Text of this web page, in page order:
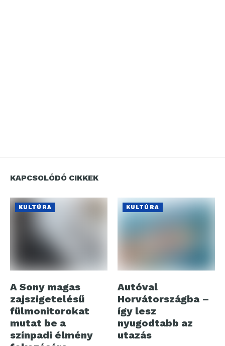
KAPCSOLÓDÓ CIKKEK
KULTÚRA
A Sony magas
zajszigetelésű
fülmonitorokat
mutat be a
színpadi élmény
KULTÚRA
Autóval
Horvátországba –
így lesz
nyugodtabb az
utazás